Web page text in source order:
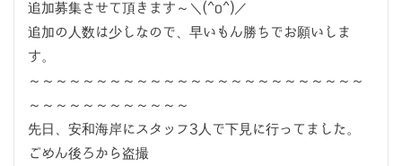
追加募集させて頂きます～＼(^o^)／
追加の人数は少しなので、早いもん勝ちでお願いしま
す。
～～～～～～～～～～～～～～～～～～～～～～～～～
～～～～～～～～～～～～
先日、安和海岸にスタッフ3人で下見に行ってました。
ごめん後ろから盗撮